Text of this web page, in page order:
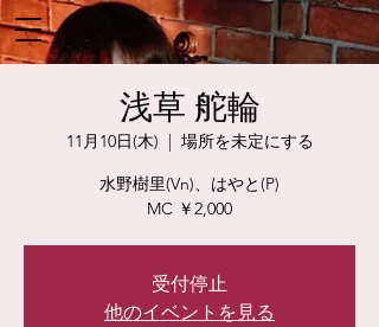
浅草 舵輪
11月10日(木)
  |
場所を未定にする
水野樹里(Vn)、はやと(P)
MC ￥2,000
受付停止
他のイベントを見る